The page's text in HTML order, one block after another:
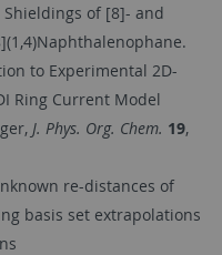
of [8]- and
to Experimental 2D-
Ring Current Model
J. Phys. Org. Chem. 19,
re-distances of
basis set extrapolations